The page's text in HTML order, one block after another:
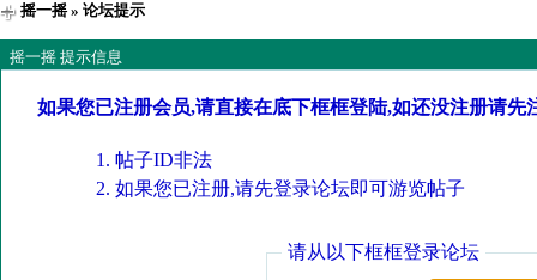
摇一摇» 论坛提示
摇一摇 提示信息
如果您已注册会员,请直接在底下框框登陆,如还没注册请先
帖子ID非法
如果您已注册,请先登录论坛即可游览帖子
请从以下框框登录论坛